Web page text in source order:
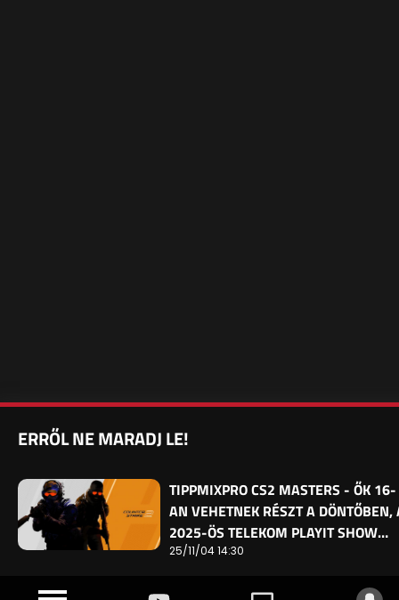
ERRŐL NE MARADJ LE!
TIPPMIXPRO CS2 MASTERS - ŐK 16-
AN VEHETNEK RÉSZT A DÖNTŐBEN,
2025-ÖS TELEKOM PLAYIT SHOW…
25/11/04 14:30